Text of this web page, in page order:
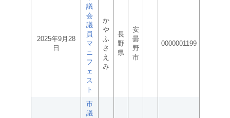
2025年9月28
日
議
会
議
員
マ
ニ
フ
ェ
ス
ト
か
や
ふ
さ
え
み
長
野
県
安
曇
野
市
0000001199
市
議